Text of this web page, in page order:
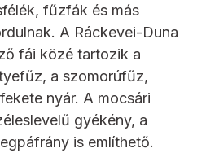
fűzfák és más
A Ráckevei-Duna
fái közé tartozik a
a szomorúfűz,
nyár. A mocsári
gyékény, a
is említhető.